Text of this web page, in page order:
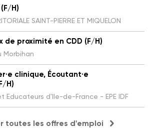
H)
SAINT-PIERRE ET MIQUELON
de proximité en CDD (F/H)
Morbihan
clinique, Écoutant·e
H)
Educateurs d'Ile-de-France - EPE IDF
toutes les offres d'emploi